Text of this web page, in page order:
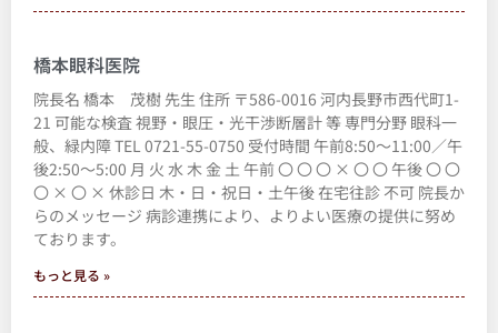
橋本眼科医院
院長名 橋本 茂樹 先生 住所 〒586-0016 河内長野市西代町1-
21 可能な検査 視野・眼圧・光干渉断層計 等 専門分野 眼科一
般、緑内障 TEL 0721-55-0750 受付時間 午前8:50～11:00／午
後2:50～5:00 月 火 水 木 金 土 午前 〇 〇 〇 × 〇 〇 午後 〇 〇
〇 × 〇 × 休診日 木・日・祝日・土午後 在宅往診 不可 院長か
らのメッセージ 病診連携により、よりよい医療の提供に努め
ております。
もっと見る »